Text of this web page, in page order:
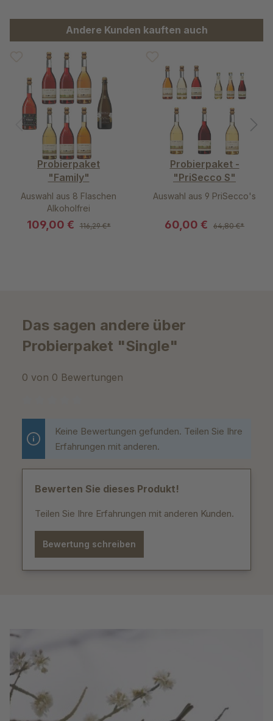
Produktgalerie überspringen
Andere Kunden kauften auch
Probierpaket
"Family"
Auswahl aus 8 Flaschen
Alkoholfrei
109,00 € 116,29 €*
Probierpaket -
"PriSecco S"
Auswahl aus 9 PriSecco's
60,00 € 64,80 €*
Das sagen andere über
Probierpaket "Single"
0 von 0 Bewertungen
Durchschnittliche Bewertung von 0 von 5 Sternen
Keine Bewertungen gefunden. Teilen Sie Ihre
Erfahrungen mit anderen.
Bewerten Sie dieses Produkt!
Teilen Sie Ihre Erfahrungen mit anderen Kunden.
Bewertung schreiben